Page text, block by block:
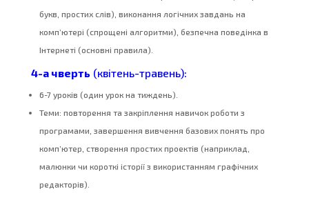
букв, простих слів), виконання логічних завдань на
комп’ютері (спрощені алгоритми), безпечна поведінка в
Інтернеті (основні правила).
4-а чверть (квітень-травень):
6-7 уроків (один урок на тиждень).
Теми: повторення та закріплення навичок роботи з
програмами, завершення вивчення базових понять про
комп’ютер, створення простих проектів (наприклад,
малюнки чи короткі історії з використанням графічних
редакторів).